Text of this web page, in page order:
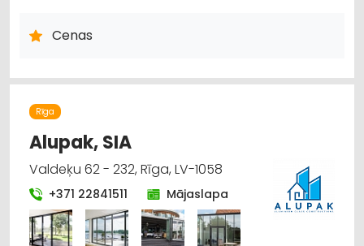
DZINĒJI, MOTORI, TO REMONTS
AUTO PAPILDIERĪCES UN AKSESUĀRI; NAVIGĀCIJAS SISTĒMAS
Cenas
Rīga
Alupak, SIA
Valdeķu 62 - 232, Rīga, LV-1058
+371 22841511 Mājaslapa